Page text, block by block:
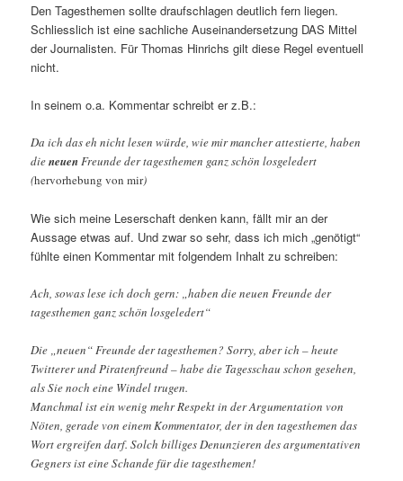
Den Tagesthemen sollte draufschlagen deutlich fern liegen.
Schliesslich ist eine sachliche Auseinandersetzung DAS Mittel
der Journalisten. Für Thomas Hinrichs gilt diese Regel eventuell
nicht.
In seinem o.a. Kommentar schreibt er z.B.:
Da ich das eh nicht lesen würde, wie mir mancher attestierte, haben
dieneuenFreunde der tagesthemen ganz schön losgeledert
(hervorhebung von mir)
Wie sich meine Leserschaft denken kann, fällt mir an der
Aussage etwas auf. Und zwar so sehr, dass ich mich „genötigt“
fühlte einen Kommentar mit folgendem Inhalt zu schreiben:
Ach, sowas lese ich doch gern: „haben die neuen Freunde der
tagesthemen ganz schön losgeledert“
Die „neuen“ Freunde der tagesthemen? Sorry, aber ich – heute
Twitterer und Piratenfreund – habe die Tagesschau schon gesehen,
als Sie noch eine Windel trugen.
Manchmal ist ein wenig mehr Respekt in der Argumentation von
Nöten, gerade von einem Kommentator, der in den tagesthemen das
Wort ergreifen darf. Solch billiges Denunzieren des argumentativen
Gegners ist eine Schande für die tagesthemen!